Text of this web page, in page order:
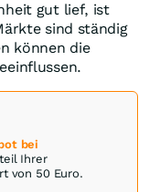
gut lief, ist
sind ständig
können die
bei
Ihrer
von 50 Euro.